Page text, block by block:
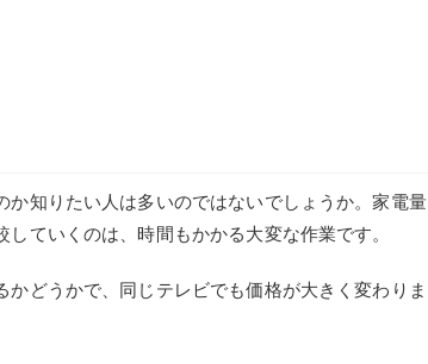
知りたい人は多いのではないでしょうか。家電量
ていくのは、時間もかかる大変な作業です。
どうかで、同じテレビでも価格が大きく変わりま